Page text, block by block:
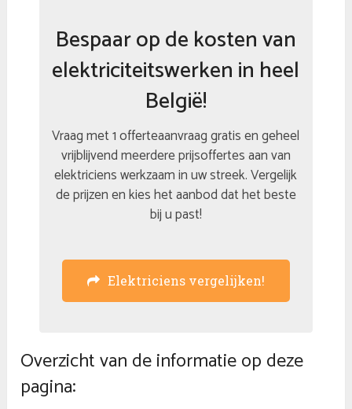
Bespaar op de kosten van
elektriciteitswerken in heel
België!
Vraag met 1 offerteaanvraag gratis en geheel
vrijblijvend meerdere prijsoffertes aan van
elektriciens werkzaam in uw streek. Vergelijk
de prijzen en kies het aanbod dat het beste
bij u past!
Elektriciens vergelijken!
Overzicht van de informatie op deze
pagina: